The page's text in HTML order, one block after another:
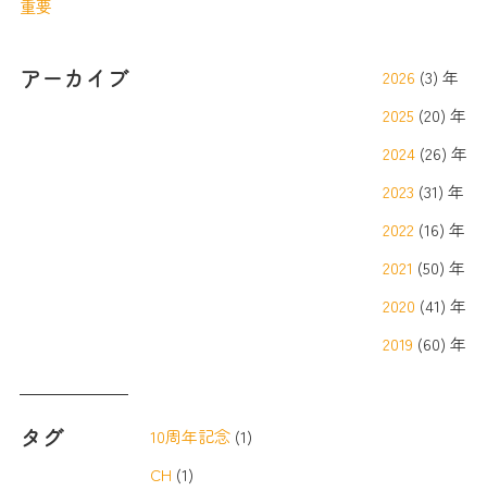
重要
アーカイブ 2026 (3) 年
2025 (20) 年
2024 (26) 年
2023 (31) 年
2022 (16) 年
2021 (50) 年
2020 (41) 年
2019 (60) 年
タグ 10周年記念 (1)
CH (1)